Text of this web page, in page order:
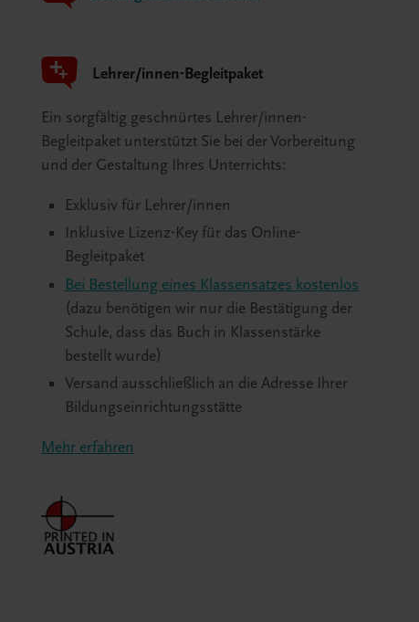
Lehrer/innen-Begleitpaket
Ein sorgfältig geschnürtes Lehrer/innen-
Begleitpaket unterstützt Sie bei der Vorbereitung
und der Gestaltung Ihres Unterrichts:
Exklusiv für Lehrer/innen
Inklusive Lizenz-Key für das Online-
Begleitpaket
Bei Bestellung eines Klassensatzes kostenlos
(dazu benötigen wir nur die Bestätigung der
Schule, dass das Buch in Klassenstärke
bestellt wurde)
Versand ausschließlich an die Adresse Ihrer
Bildungseinrichtungsstätte
Mehr erfahren